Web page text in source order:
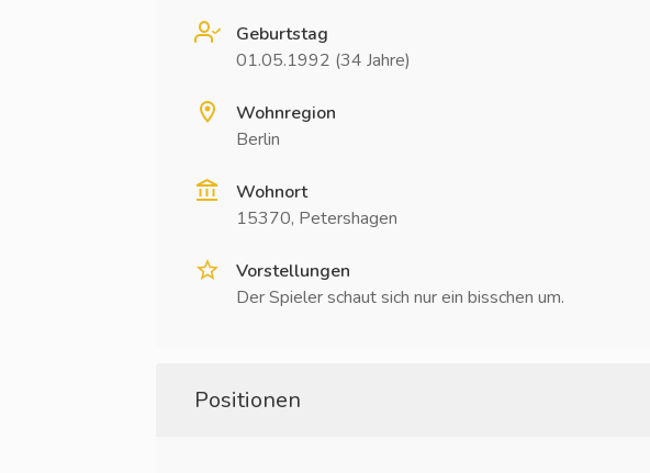
Geburtstag
01.05.1992 (34 Jahre)
Wohnregion
Berlin
Wohnort
15370, Petershagen
Vorstellungen
Der Spieler schaut sich nur ein bisschen um.
Positionen